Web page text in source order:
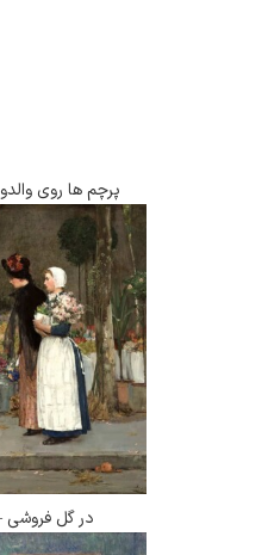
پرچم ها روی
در گل فروشی